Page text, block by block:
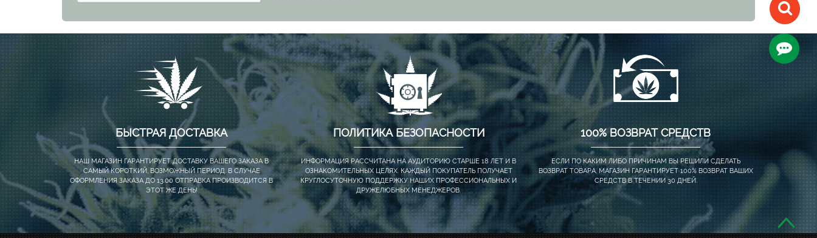
БЫСТРАЯ ДОСТАВКА
НАШ МАГАЗИН ГАРАНТИРУЕТ ДОСТАВКУ ВАШЕГО ЗАКАЗА В
САМЫЙ КОРОТКИЙ, ВОЗМОЖНЫЙ ПЕРИОД. В СЛУЧАЕ
ОФОРМЛЕНИЯ ЗАКАЗА ДО 13.00 ОТПРАВКА ПРОИЗВОДИТСЯ В
ЭТОТ ЖЕ ДЕНЬ!
ПОЛИТИКА БЕЗОПАСНОСТИ
ИНФОРМАЦИЯ РАССЧИТАНА НА АУДИТОРИЮ СТАРШЕ 18 ЛЕТ И В
ОЗНАКОМИТЕЛЬНЫХ ЦЕЛЯХ. КАЖДЫЙ ПОКУПАТЕЛЬ ПОЛУЧАЕТ
КРУГЛОСУТОЧНУЮ ПОДДЕРЖКУ НАШИХ ПРОФЕССИОНАЛЬНЫХ И
ДРУЖЕЛЮБНЫХ МЕНЕДЖЕРОВ.
100% ВОЗВРАТ СРЕДСТВ
ЕСЛИ ПО КАКИМ ЛИБО ПРИЧИНАМ ВЫ РЕШИЛИ СДЕЛАТЬ
ВОЗВРАТ ТОВАРА, МАГАЗИН ГАРАНТИРУЕТ 100% ВОЗВРАТ ВАШИХ
СРЕДСТВ В ТЕЧЕНИИ 30 ДНЕЙ.